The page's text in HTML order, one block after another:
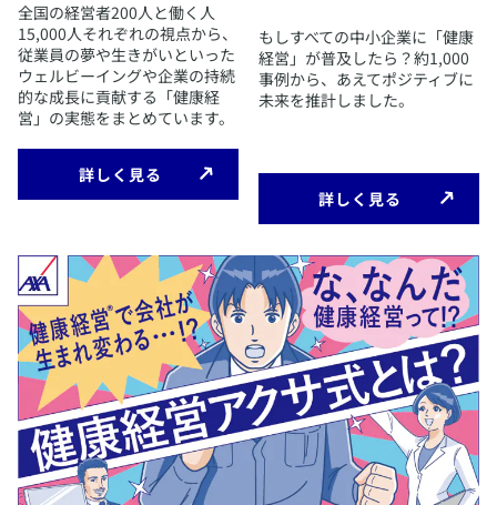
​全国の経営者200人と働く人
15,000人それぞれの視点から、
従業員の夢や生きがいといった
ウェルビーイングや企業の持続
的な成長に貢献する「健康経
営」の実態をまとめています。
​詳しく見る
​もしすべての中小企業に「健康
経営」が普及したら？約1,000
事例から、あえてポジティブに
未来を推計しました。
​詳しく見る